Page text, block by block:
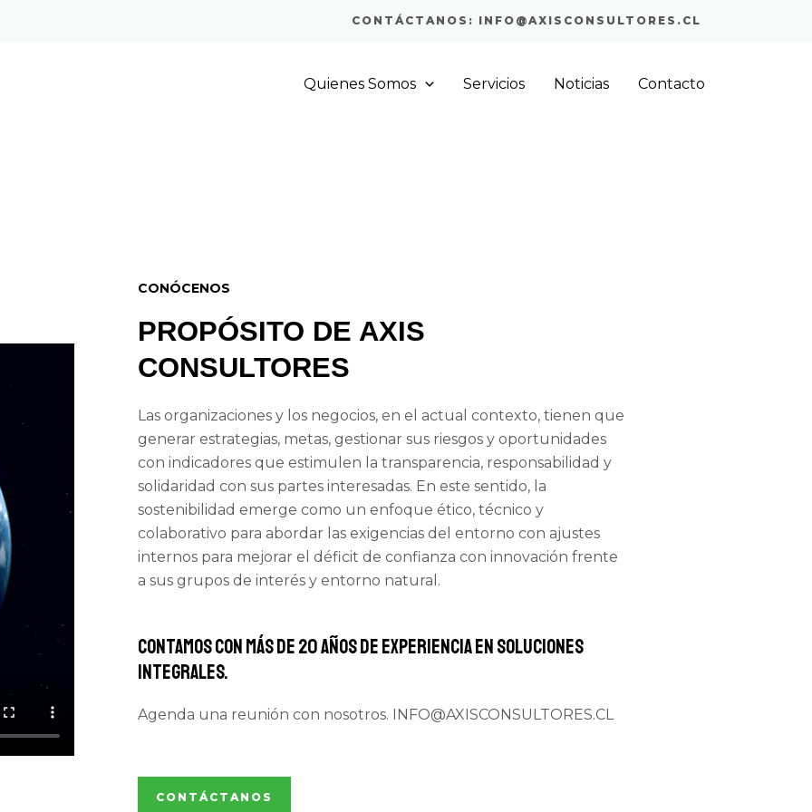
CONTÁCTANOS: INFO@AXISCONSULTORES.CL
Quienes Somos Servicios Noticias Contacto
CONÓCENOS
PROPÓSITO DE AXIS
CONSULTORES
Las organizaciones y los negocios, en el actual contexto, tienen que
generar estrategias, metas, gestionar sus riesgos y oportunidades
con indicadores que estimulen la transparencia, responsabilidad y
solidaridad con sus partes interesadas. En este sentido, la
sostenibilidad emerge como un enfoque ético, técnico y
colaborativo para abordar las exigencias del entorno con ajustes
internos para mejorar el déficit de confianza con innovación frente
a sus grupos de interés y entorno natural.
Contamos con más de 20 años de experiencia en soluciones
integrales.
Agenda una reunión con nosotros. INFO@AXISCONSULTORES.CL
CONTÁCTANOS